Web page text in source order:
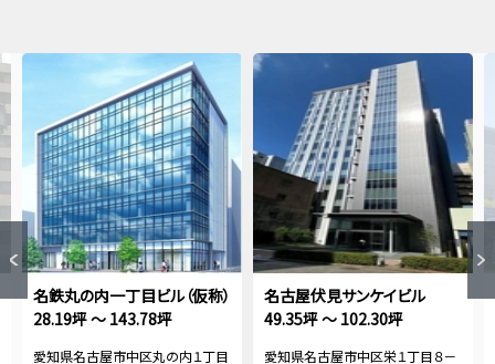
名鉄丸の内一丁目ビル（仮称）
28.19坪 ～ 143.78坪
愛知県名古屋市中区丸の内１丁目
名古屋伏見サンケイビル
49.35坪 ～ 102.30坪
愛知県名古屋市中区栄１丁目８－